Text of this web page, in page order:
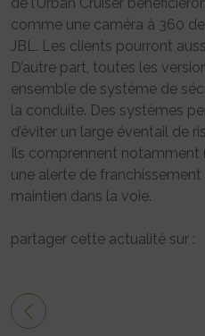
comme une caméra à 360
JBL. Les clients pourront
D’autre part, toutes les
ensemble de système de
la conduite. Des systèmes
d’éviter un large éventail de
Ils comprennent notamment
une alerte de
maintien dans la voie.
partager cette actualité sur :